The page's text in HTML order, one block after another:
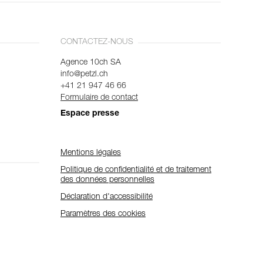
CONTACTEZ-NOUS
Agence 10ch SA
info@petzl.ch
+41 21 947 46 66
Formulaire de contact
Espace presse
Mentions légales
Politique de confidentialité et de traitement
des données personnelles
Déclaration d'accessibilité
Paramètres des cookies